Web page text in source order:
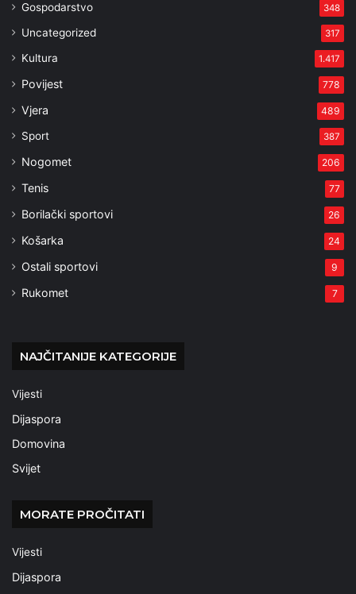
Gospodarstvo 348
Uncategorized 317
Kultura 1.417
Povijest 778
Vjera 489
Sport 387
Nogomet 206
Tenis 77
Borilački sportovi 26
Košarka 24
Ostali sportovi 9
Rukomet 7
NAJČITANIJE KATEGORIJE
Vijesti
Dijaspora
Domovina
Svijet
MORATE PROČITATI
Vijesti
Dijaspora